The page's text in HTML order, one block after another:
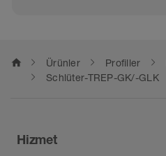
home Ürünler Profiller
Schlüter-TREP-GK/-GLK
Hizmet